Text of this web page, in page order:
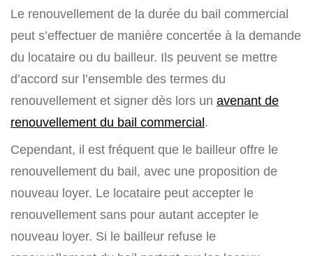
Le renouvellement de la durée du bail commercial
peut s’effectuer de manière concertée à la demande
du locataire ou du bailleur. Ils peuvent se mettre
d’accord sur l’ensemble des termes du
renouvellement et signer dès lors un avenant de
renouvellement du bail commercial.
Cependant, il est fréquent que le bailleur offre le
renouvellement du bail, avec une proposition de
nouveau loyer. Le locataire peut accepter le
renouvellement sans pour autant accepter le
nouveau loyer. Si le bailleur refuse le